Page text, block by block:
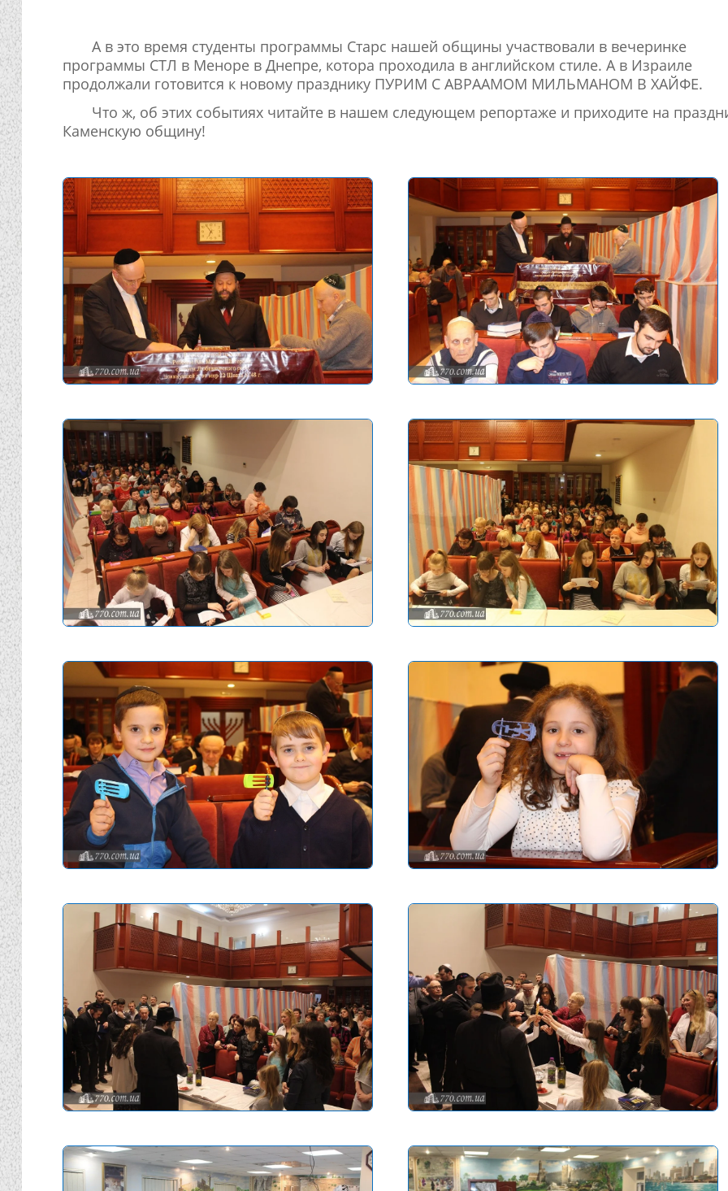
А в это время студенты программы Старс нашей общины участвовали в вечеринке
программы СТЛ в Меноре в Днепре, котора проходила в английском стиле. А в Израиле
продолжали готовится к новому празднику ПУРИМ С АВРААМОМ МИЛЬМАНОМ В ХАЙФЕ.
Что ж, об этих событиях читайте в нашем следующем репортаже и приходите на
Каменскую общину!